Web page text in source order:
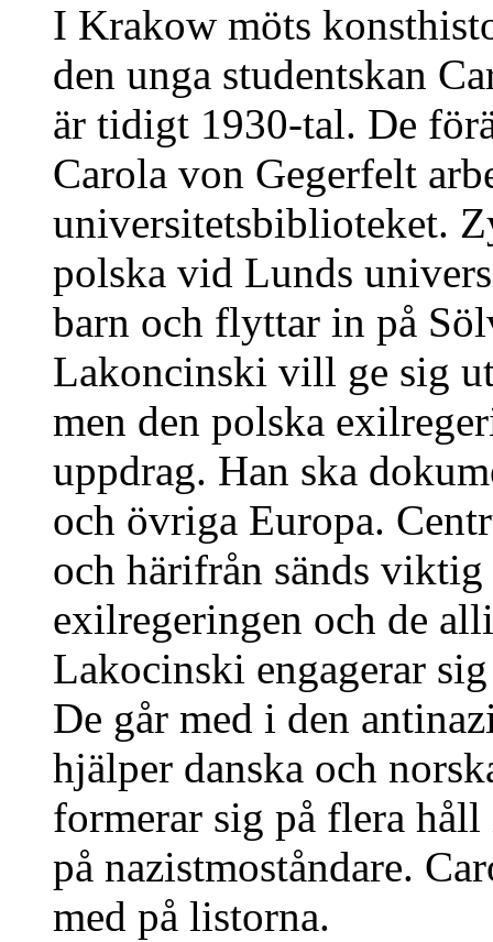
I Krakow möts
den unga studentskan
är tidigt 1930-tal. De
Carola von Gegerfelt
universitetsbiblioteket.
polska vid Lunds
barn och flyttar in på
Lakoncinski vill ge sig
men den polska
uppdrag. Han ska
och övriga Europa.
och härifrån sänds
exilregeringen och de
Lakocinski engagerar
De går med i den
hjälper danska och
formerar sig på flera
på nazistmoståndare.
med på listorna.